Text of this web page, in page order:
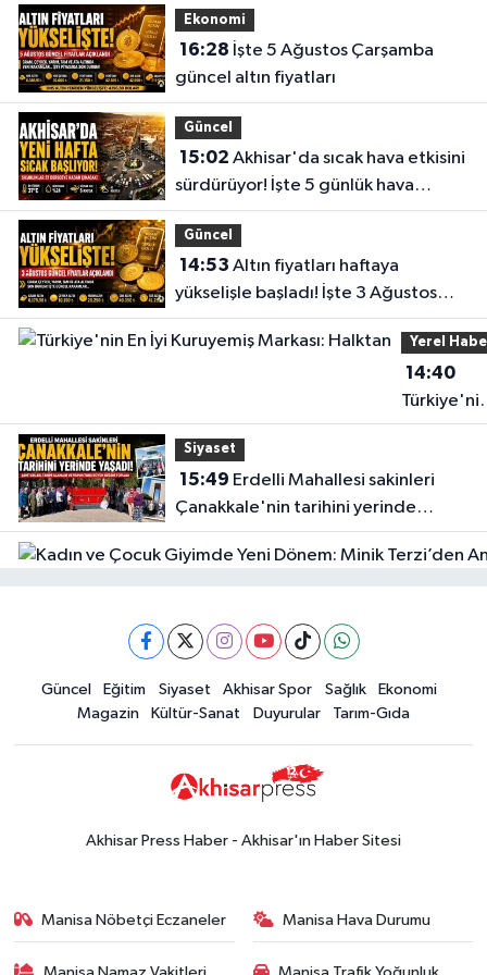
Ekonomi
16:28
güncel altın fiyatları
Güncel
15:02
sürdürüyor! İşte 5 günlük hava
durumu
Güncel
14:53
yükselişle başladı! İşte 3 Ağustos
güncel fiyatlar
Yerel
14:40
En İyi
Markası:
Halktan
Siyaset
15:49
Çanakkale'nin tarihini yerinde
yaşadı
Güncel
18:57Akhisar'da Atatürk
Mahallesi'nde yine 6 saatlik elektrik
kesintisi
18:50Akhisar'da Cumhuriyet
kesintisi uygulanacak
Güncel Eğitim Siyaset Akhisar Spor Sağlık
Ekonomi
Magazin
Kültür-Sanat Duyurular Tarım-Gıda
Akhisar Press Haber - Akhisar'ın Haber Sitesi
Manisa Nöbetçi Eczaneler Manisa Hava Durumu